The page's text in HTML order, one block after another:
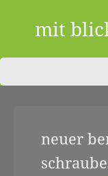
mit
blog
dem
odenwald
neuer